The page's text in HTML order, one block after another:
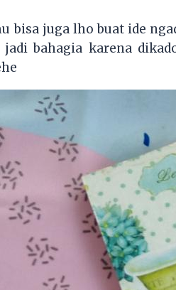
bisa juga lho buat ide
bahagia karena